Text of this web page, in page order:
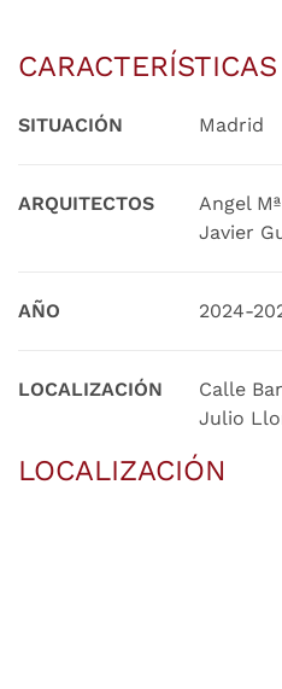
CARACTERÍSTICAS
SITUACIÓN Madrid
ARQUITECTOS
Angel
Javier
AÑO 2024-
LOCALIZACIÓN
Calle
Julio
LOCALIZACIÓN